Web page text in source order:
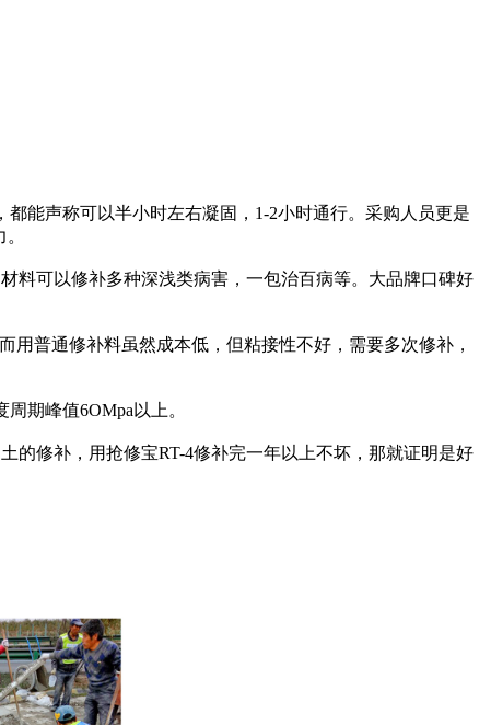
能声称可以半小时左右凝固，1-2小时通行。采购人员更是
可以修补多种深浅类病害，一包治百病等。大品牌口碑好
普通修补料虽然成本低，但粘接性不好，需要多次修补，
期峰值6OMpa以上。
修补，用抢修宝RT-4修补完一年以上不坏，那就证明是好